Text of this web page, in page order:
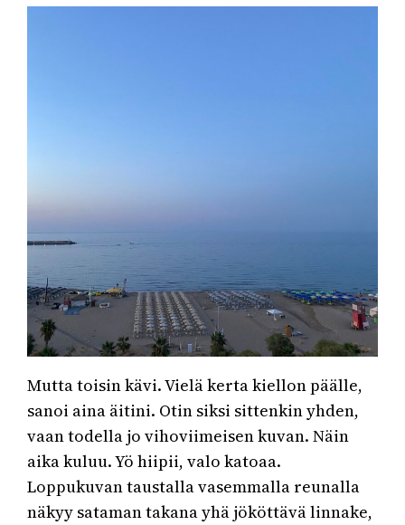
Mutta toisin kävi. Vielä kerta kiellon päälle,
sanoi aina äitini. Otin siksi sittenkin yhden,
vaan todella jo vihoviimeisen kuvan. Näin
aika kuluu. Yö hiipii, valo katoaa.
Loppukuvan taustalla vasemmalla reunalla
näkyy sataman takana yhä jököttävä linnake,